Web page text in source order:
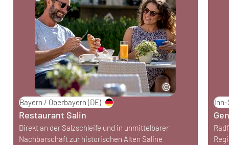
Bayern / Oberbayern (DE)
Restaurant Salin
Direkt an der Salzschleife und in unmittelbarer
Nachbarschaft zur historischen Alten Saline
Inn-